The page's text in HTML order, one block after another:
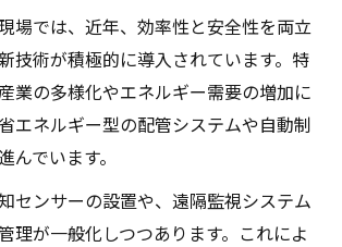
場では、近年、効率性と安全性を両立
技術が積極的に導入されています。特
業の多様化やエネルギー需要の増加に
エネルギー型の配管システムや自動制
んでいます。
センサーの設置や、遠隔監視システム
理が一般化しつつあります。これによ